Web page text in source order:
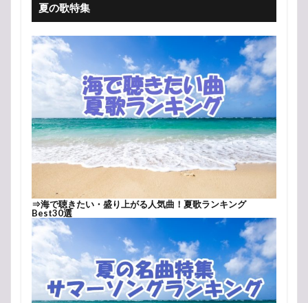
夏の歌特集
⇒海で聴きたい・盛り上がる人気曲！夏歌ランキング
Best30選